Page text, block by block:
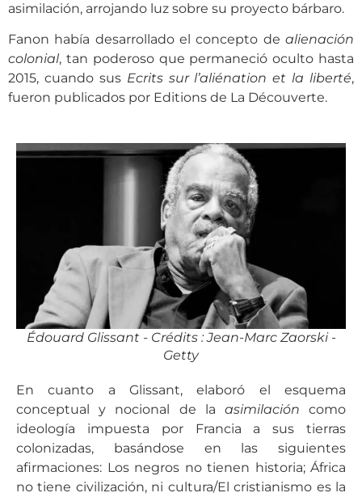
asimilación, arrojando luz sobre su proyecto bárbaro.
Fanon había desarrollado el concepto de alienación
colonial, tan poderoso que permaneció oculto hasta
2015, cuando sus Ecrits sur l’aliénation et la liberté,
fueron publicados por Editions de La Découverte.
Édouard Glissant - Crédits : Jean-Marc Zaorski -
Getty
En cuanto a Glissant, elaboró el esquema
conceptual y nocional de la asimilacióncomo
ideología impuesta por Francia a sus tierras
colonizadas, basándose en las siguientes
afirmaciones: Los negros no tienen historia; África
no tiene civilización, ni cultura/El cristianismo es la